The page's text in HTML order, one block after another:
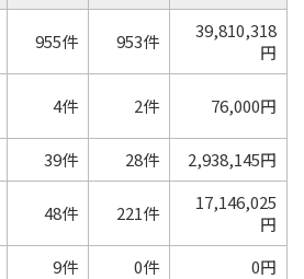
955件 953件
39,810,318
円
4件 2件 76,000円
39件 28件 2,938,145円
48件 221件
17,146,025
円
9件 0件 0円